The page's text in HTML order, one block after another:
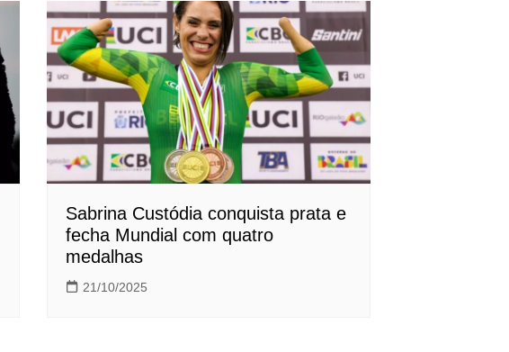
Sabrina Custódia conquista prata e
fecha Mundial com quatro
medalhas
21/10/2025